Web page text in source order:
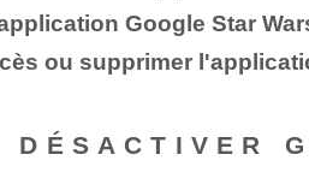
Google Star
ou supprimer
DÉSACTIVER